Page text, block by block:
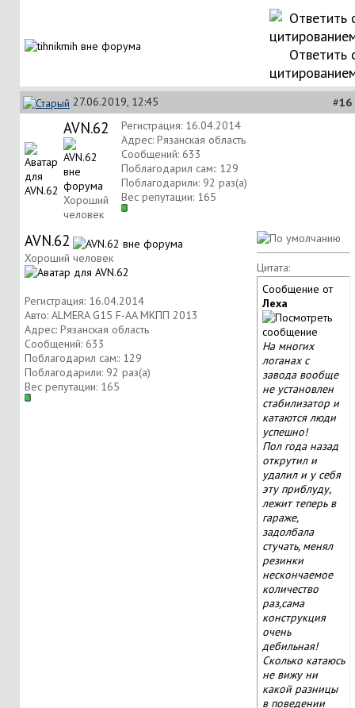
Ответить
27.06.2019, 12:45 #16
AVN.62
Хороший
человек
Регистрация: 16.04.2014
Адрес: Рязанская область
Сообщений: 633
Поблагодарил сам:: 129
Поблагодарили: 92 раз(а)
Вес репутации: 165
AVN.62
Хороший человек
Регистрация: 16.04.2014
Авто: ALMERA G15 F-AA МКПП 2013
Адрес: Рязанская область
Сообщений: 633
Поблагодарил сам:: 129
Поблагодарили: 92 раз(а)
Вес репутации: 165
Цитата:
Сообщение от
Леха
На многих
логанах с
завода вообще
не установлен
стабилизатор и
катаются люди
успешно!
Пол года назад
открутил и
удалил и у себя
эту приблуду,
лежит теперь в
гараже,
задолбала
стучать, менял
резинки
нескончаемое
количество
раз,сама
конструкция
очень
дебильная!
Сколько катаюсь
не вижу ни
какой разницы
в поведении